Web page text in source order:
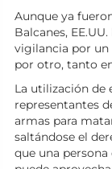
Aunque ya
Balcanes,
vigilancia por un
por otro, tanto
La utilización de
representantes
armas para
saltándose el
que una